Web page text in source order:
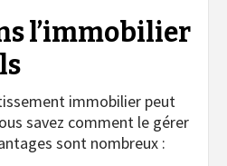
l’immobilier
immobilier peut
savez comment le gérer
sont nombreux :